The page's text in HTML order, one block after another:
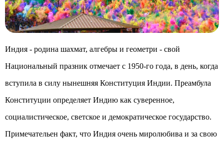
Индия - родина шахмат, алгебры и геометри - свой
Национальный празник отмечает с 1950-го года, в день, когда
вступила в силу нынешняя Конституция Индии. Преамбула
Конституции определяет Индию как суверенное,
социалистическое, светское и демократическое государство.
Примечательен факт, что Индия очень миролюбива и за свою